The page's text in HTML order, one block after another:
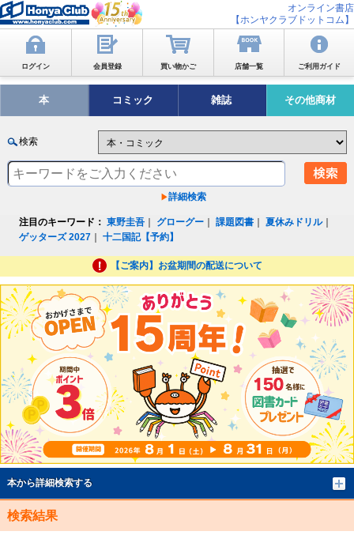
オンライン書店
【ホンヤクラブドットコム】
ログイン 会員登録 買い物かご 店舗一覧 ご利用ガイド
本 コミック 雑誌 その他商材
検索
詳細検索
注目のキーワード： 東野圭吾 グローグー ｜課題図書 ｜夏休みドリル｜
ゲッターズ 2027 ｜十二国記【予約】
【ご案内】お盆期間の配送について
本から詳細検索する
検索結果